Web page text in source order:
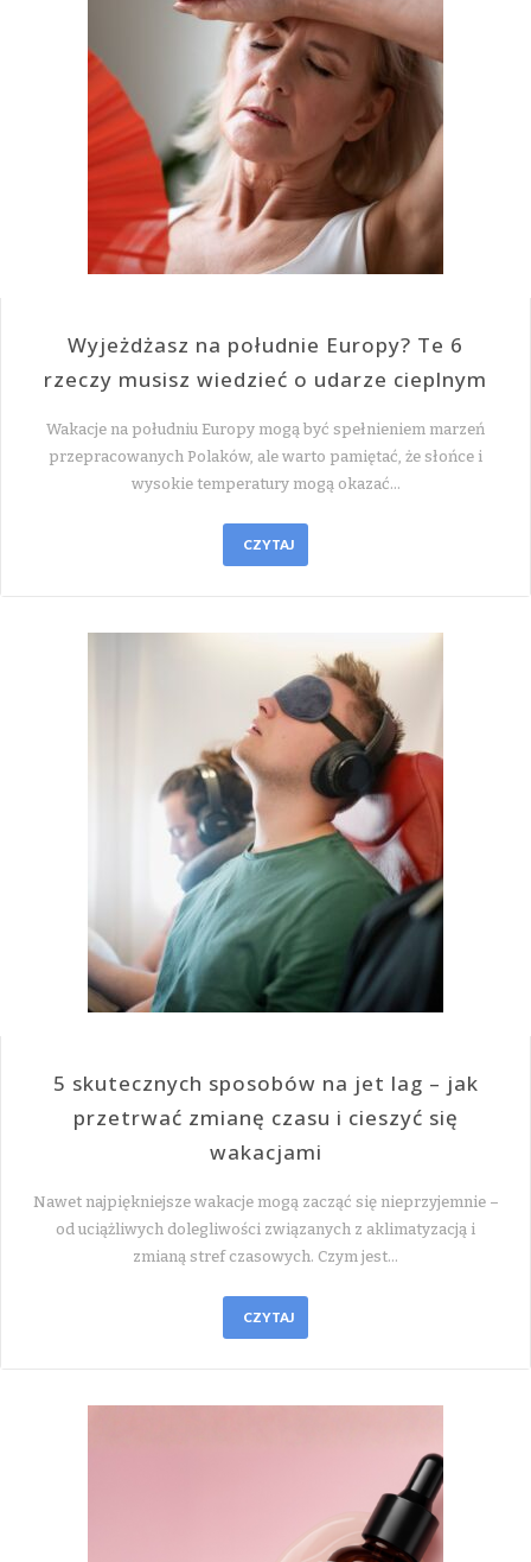
Wyjeżdżasz na południe Europy? Te 6
rzeczy musisz wiedzieć o udarze cieplnym
Wakacje na południu Europy mogą być spełnieniem marzeń
przepracowanych Polaków, ale warto pamiętać, że słońce i
wysokie temperatury mogą okazać…
CZYTAJ
5 skutecznych sposobów na jet lag – jak
przetrwać zmianę czasu i cieszyć się
wakacjami
Nawet najpiękniejsze wakacje mogą zacząć się nieprzyjemnie –
od uciążliwych dolegliwości związanych z aklimatyzacją i
zmianą stref czasowych. Czym jest…
CZYTAJ